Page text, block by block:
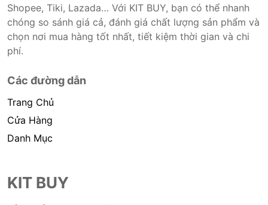
Shopee, Tiki, Lazada… Với KIT BUY, bạn có thể nhanh
chóng so sánh giá cả, đánh giá chất lượng sản phẩm và
chọn nơi mua hàng tốt nhất, tiết kiệm thời gian và chi
phí.
Các đường dẫn
Trang Chủ
Cửa Hàng
Danh Mục
KIT BUY